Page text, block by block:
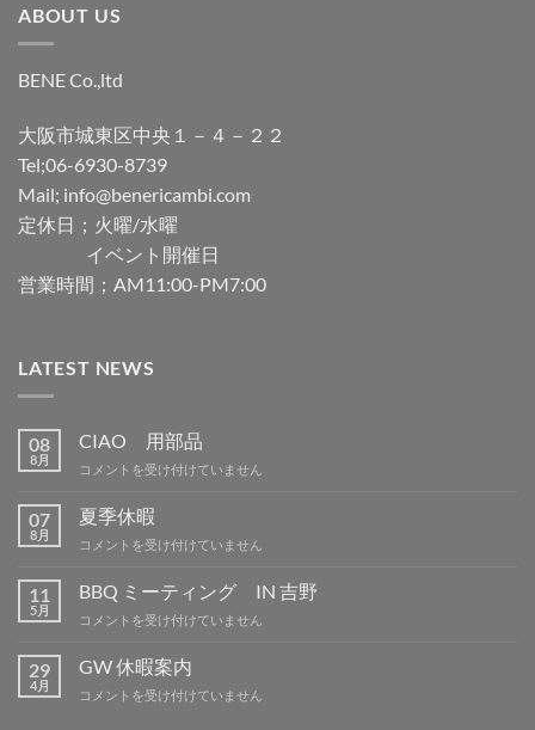
ABOUT US
BENE Co.,ltd
大阪市城東区中央１－４－２２
Tel;06-6930-8739
Mail; info@benericambi.com
定休日；火曜/水曜
イベント開催日
営業時間；AM11:00-PM7:00
LATEST NEWS
08
8月
CIAO 用部品
CIAO
部
品
は
コメントを受け付けていません
07
8月
夏季休暇
夏
休
は
コメントを受け付けていません
11
5月
BBQ ミーティング IN 吉野
BBQ
ー
ィ
コメントを受け付けていません
29
4月
GW 休暇案内
GW
コメントを受け付けていません